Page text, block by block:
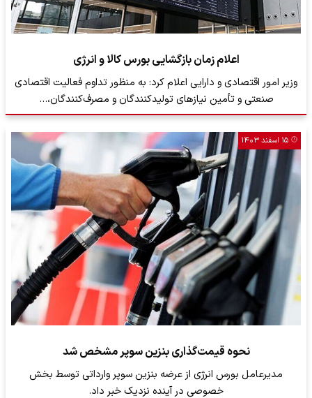
اعلام زمان بازگشایی بورس کالا و انرژی
وزیر امور اقتصادی و دارایی اعلام کرد: به منظور تداوم فعالیت اقتصادی
صنعتی و تأمین نیازهای تولیدکنندگان و مصرف‌کنندگان،…
۱۵ اسفند ۱۴۰۳
نحوه قیمت‌گذاری بنزین سوپر مشخص شد
مدیرعامل بورس انرژی از عرضه بنزین سوپر وارداتی توسط بخش
خصوصی در آینده نزدیک خبر داد.